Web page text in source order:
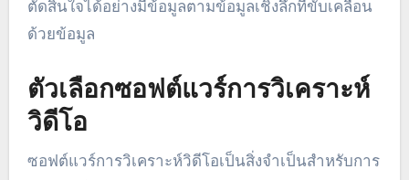
การประเมินผลการปฏิบัติงานสำหรับทีมรักบี้สามารถ
ข้อมูลเชิงลึกเกี่ยวกับพลศาสตร์ของผู้เล่นและทีม การ
ใช้การวิเคราะห์วิดีโอ เทคโนโลยีสวมใส่ และ
ตัดสินใจได้อย่างมีข้อมูลตามข้อมูลเชิงลึกที่ขับเคลื่อน